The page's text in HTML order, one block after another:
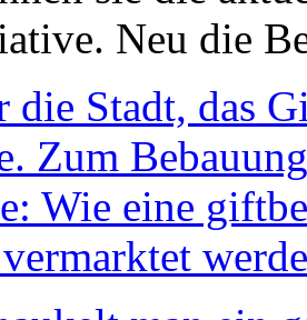
Neu die
Stadt, das
Zum
Wie eine